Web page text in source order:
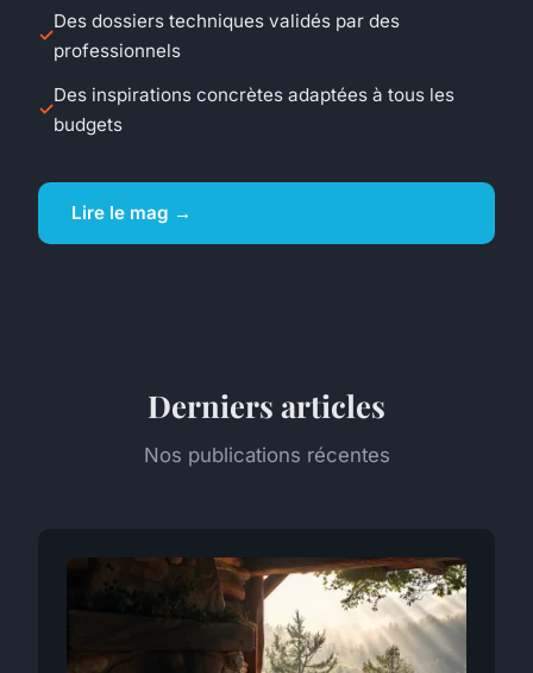
Des dossiers techniques validés par des
professionnels
Des inspirations concrètes adaptées à tous les
budgets
Lire le mag →
Derniers articles
Nos publications récentes